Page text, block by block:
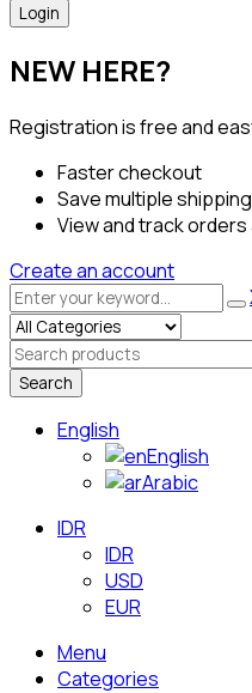
NEW HERE?
Registration is free and
Faster checkout
Save multiple
View and track orders
Create an account
Search
English
English
Arabic
IDR
IDR
USD
EUR
Menu
Categories